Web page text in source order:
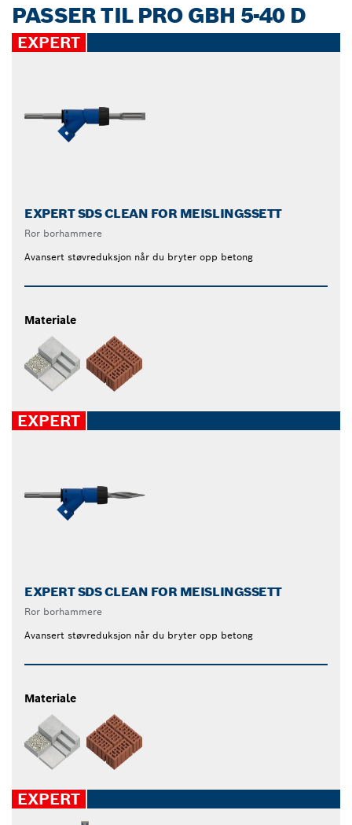
PASSER TIL PRO GBH 5-40 D
EXPERT
EXPERT SDS CLEAN FOR MEISLINGSSETT
Ror borhammere
Avansert støvreduksjon når du bryter opp betong
Materiale
EXPERT
EXPERT SDS CLEAN FOR MEISLINGSSETT
Ror borhammere
Avansert støvreduksjon når du bryter opp betong
Materiale
EXPERT